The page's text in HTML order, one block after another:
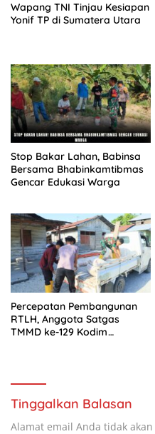
Wapang TNI Tinjau Kesiapan
Yonif TP di Sumatera Utara
Stop Bakar Lahan, Babinsa
Bersama Bhabinkamtibmas
Gencar Edukasi Warga
Percepatan Pembangunan
RTLH, Anggota Satgas
TMMD ke-129 Kodim
Tinggalkan Balasan
Alamat email Anda tidak